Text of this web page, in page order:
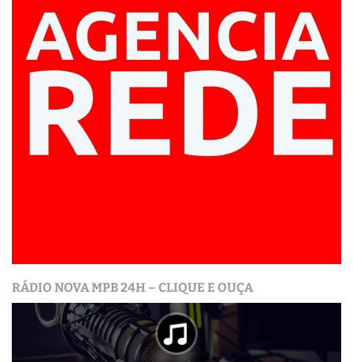
RÁDIO NOVA MPB 24H – CLIQUE E OUÇA